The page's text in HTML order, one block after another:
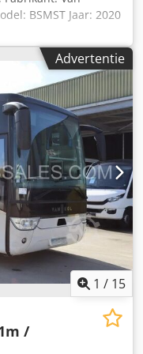
BSMST Jaar: 2020
K3 Voorraad
Kantelhoek: 0 - 100°
x 1200 x 800 mm
Semi-tractie accu
300 kg
Advertentie
1 / 15
/